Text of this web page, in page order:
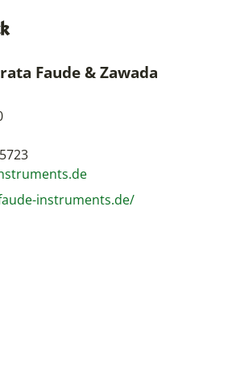
Faude & Zawada
instruments.de/